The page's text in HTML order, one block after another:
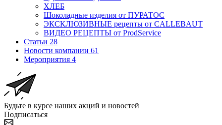
ХЛЕБ
Шоколадные изделия от ПУРАТОС
ЭКСКЛЮЗИВНЫЕ рецепты от CALLEBAUT
ВИДЕО РЕЦЕПТЫ от ProdService
Статьи 28
Новости компании 61
Мероприятия 4
Будьте в курсе наших акций и новостей
Подписаться